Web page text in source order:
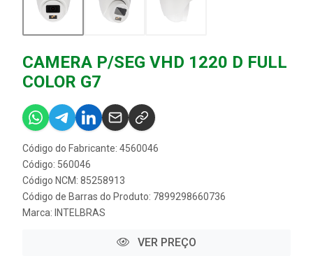
CAMERA P/SEG VHD 1220 D FULL
COLOR G7
Código do Fabricante: 4560046
Código: 560046
Código NCM: 85258913
Código de Barras do Produto: 7899298660736
Marca: INTELBRAS
VER PREÇO